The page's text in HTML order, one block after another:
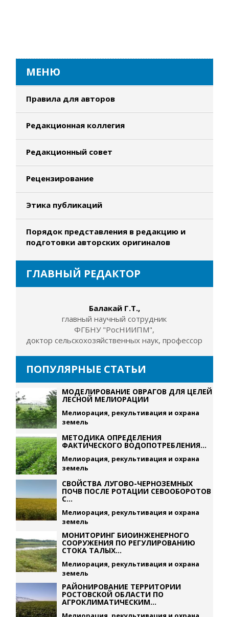
МЕНЮ
Правила для авторов
Редакционная коллегия
Редакционный совет
Рецензирование
Этика публикаций
Порядок представления в редакцию и
подготовки авторских оригиналов
ГЛАВНЫЙ РЕДАКТОР
Балакай Г.Т.,
главный научный сотрудник
ФГБНУ "РосНИИПМ",
доктор сельскохозяйственных наук, профессор
ПОПУЛЯРНЫЕ СТАТЬИ
МОДЕЛИРОВАНИЕ ОВРАГОВ ДЛЯ ЦЕЛЕЙ
ЛЕСНОЙ МЕЛИОРАЦИИ
Мелиорация, рекультивация и охрана
земель
МЕТОДИКА ОПРЕДЕЛЕНИЯ
ФАКТИЧЕСКОГО ВОДОПОТРЕБЛЕНИЯ...
Мелиорация, рекультивация и охрана
земель
СВОЙСТВА ЛУГОВО-ЧЕРНОЗЕМНЫХ
ПОЧВ ПОСЛЕ РОТАЦИИ СЕВООБОРОТОВ
С...
Мелиорация, рекультивация и охрана
земель
МОНИТОРИНГ БИОИНЖЕНЕРНОГО
СООРУЖЕНИЯ ПО РЕГУЛИРОВАНИЮ
СТОКА ТАЛЫХ...
Мелиорация, рекультивация и охрана
земель
РАЙОНИРОВАНИЕ ТЕРРИТОРИИ
РОСТОВСКОЙ ОБЛАСТИ ПО
АГРОКЛИМАТИЧЕСКИМ...